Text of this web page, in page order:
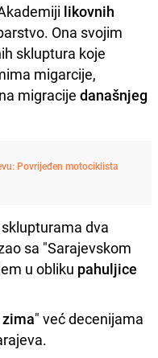
likovnih
Ona svojim
skluptura koje
migarcije,
migracije današnjeg
Povrijeđen motociklista
dva
sa "Sarajevskom
u obliku pahuljice
" već decenijama